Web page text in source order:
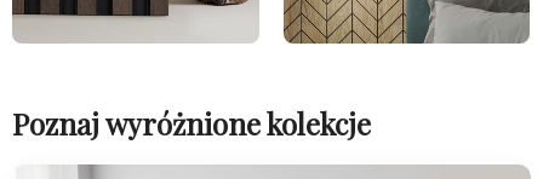
Poznaj wyróżnione kolekcje